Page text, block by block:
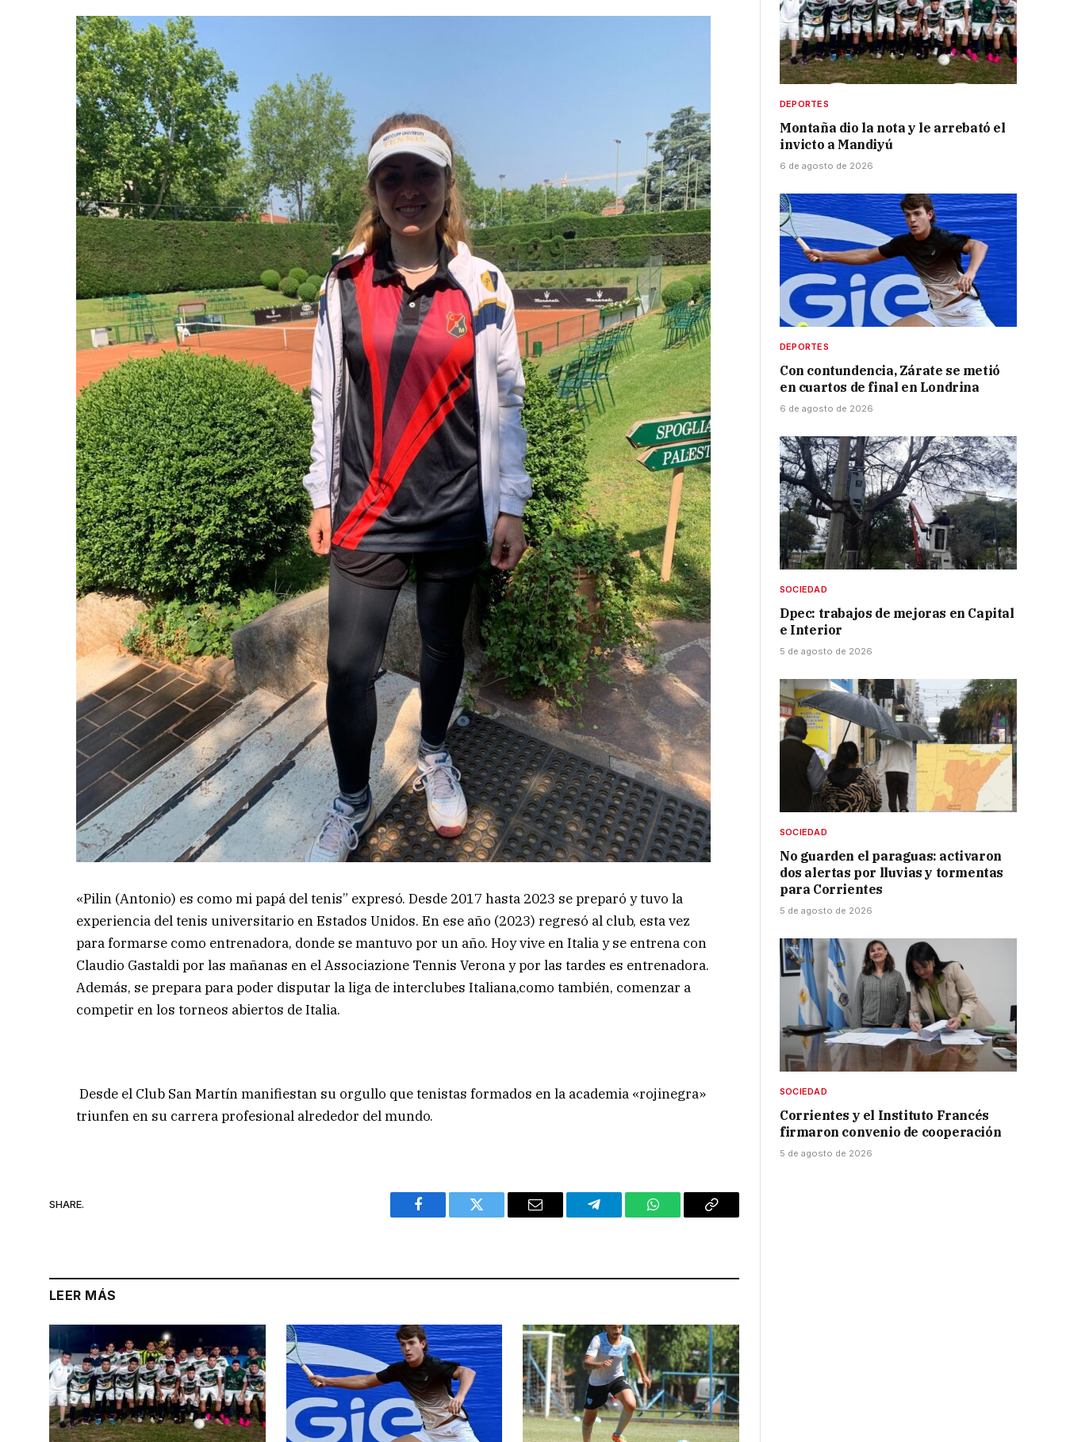
«Pilin (Antonio) es como mi papá del tenis” expresó. Desde 2017 hasta 2023 se preparó y tuvo la
experiencia del tenis universitario en Estados Unidos. En ese año (2023) regresó al club, esta vez
para formarse como entrenadora, donde se mantuvo por un año. Hoy vive en Italia y se entrena con
Claudio Gastaldi por las mañanas en el Associazione Tennis Verona y por las tardes es entrenadora.
Además, se prepara para poder disputar la liga de interclubes Italiana,como también, comenzar a
competir en los torneos abiertos de Italia.
Desde el Club San Martín manifiestan su orgullo que tenistas formados en la academia «rojinegra»
triunfen en su carrera profesional alrededor del mundo.
SHARE.
Facebook Twitter Email Telegram WhatsAppCopy
LEER MÁS
DEPORTES
Montaña dio la nota y le arrebató el
invicto a Mandiyú
6 de agosto de 2026
DEPORTES
Con contundencia, Zárate se metió
en cuartos de final en Londrina
6 de agosto de 2026
SOCIEDAD
Dpec: trabajos de mejoras en Capital
e Interior
5 de agosto de 2026
SOCIEDAD
No guarden el paraguas: activaron
dos alertas por lluvias y tormentas
para Corrientes
5 de agosto de 2026
SOCIEDAD
Corrientes y el Instituto Francés
firmaron convenio de cooperación
5 de agosto de 2026